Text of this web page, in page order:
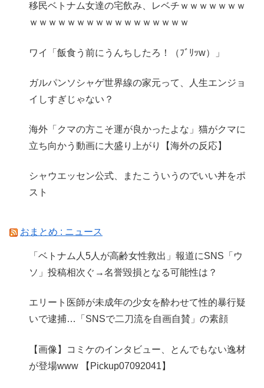
移民ベトナム女達の宅飲み、レベチｗｗｗｗｗｗｗ
ｗｗｗｗｗｗｗｗｗｗｗｗｗｗｗｗｗ
ワイ「飯食う前にうんちしたろ！（ﾌﾞﾘｯw）」
ガルパンソシャゲ世界線の家元って、人生エンジョ
イしすぎじゃない？
海外「クマの方こそ運が良かったよな」猫がクマに
立ち向かう動画に大盛り上がり【海外の反応】
シャウエッセン公式、またこういうのでいい丼をポ
スト
おまとめ : ニュース
「ベトナム人5人が高齢女性救出」報道にSNS「ウ
ソ」投稿相次ぐ→名誉毀損となる可能性は？
エリート医師が未成年の少女を酔わせて性的暴行疑
いで逮捕…「SNSで二刀流を自画自賛」の素顔
【画像】コミケのインタビュー、とんでもない逸材
が登場www 【Pickup07092041】